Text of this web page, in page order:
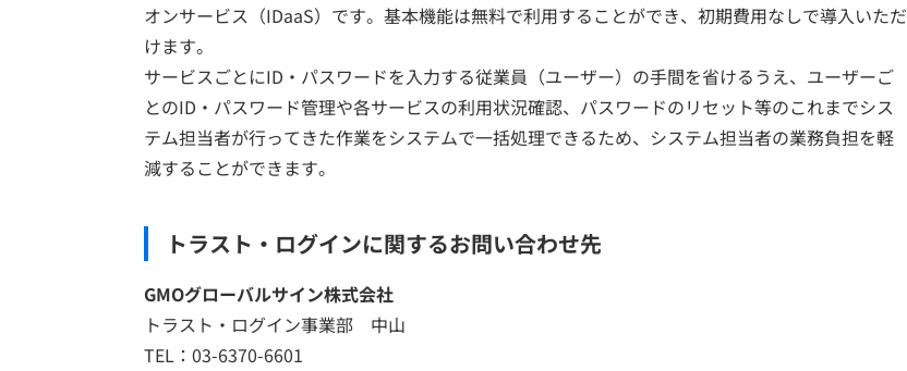
オンサービス（IDaaS）です。基本機能は無料で利用することができ、初期費用なしで導入いただ
けます。
サービスごとにID・パスワードを入力する従業員（ユーザー）の手間を省けるうえ、ユーザーご
とのID・パスワード管理や各サービスの利用状況確認、パスワードのリセット等のこれまでシス
テム担当者が行ってきた作業をシステムで一括処理できるため、システム担当者の業務負担を軽
減することができます。
トラスト・ログインに関するお問い合わせ先
GMOグローバルサイン株式会社
トラスト・ログイン事業部 中山
TEL：03-6370-6601